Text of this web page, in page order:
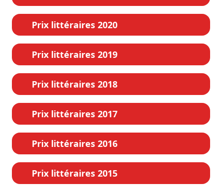
Prix littéraires 2020
Prix littéraires 2019
Prix littéraires 2018
Prix littéraires 2017
Prix littéraires 2016
Prix littéraires 2015